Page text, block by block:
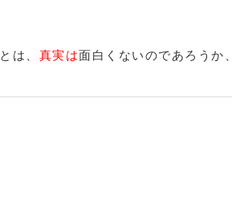
は、 真実は面白くないのであろうか、